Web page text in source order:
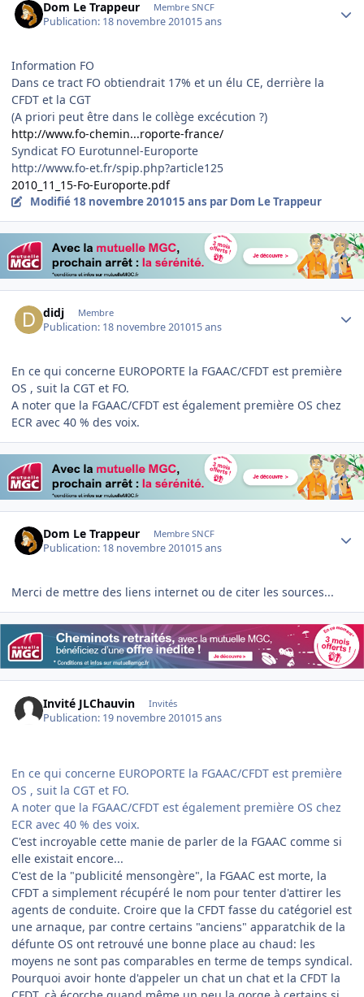
Dom Le Trappeur Membre SNCF
Publication: 18 novembre 201015 ans
Information FO
Dans ce tract FO obtiendrait 17% et un élu CE, derrière la
CFDT et la CGT
(A priori peut être dans le collège excécution ?)
http://www.fo-chemin...roporte-france/
Syndicat FO Eurotunnel-Europorte
http://www.fo-et.fr/spip.php?article125
2010_11_15-Fo-Europorte.pdf
Modifié 18 novembre 201015 ans par Dom Le Trappeur
didj Membre
Publication: 18 novembre 201015 ans
En ce qui concerne EUROPORTE la FGAAC/CFDT est première
OS , suit la CGT et FO.
A noter que la FGAAC/CFDT est également première OS chez
ECR avec 40 % des voix.
Dom Le Trappeur Membre SNCF
Publication: 18 novembre 201015 ans
Merci de mettre des liens internet ou de citer les sources...
Invité JLChauvin Invités
Publication: 19 novembre 201015 ans
En ce qui concerne EUROPORTE la FGAAC/CFDT est première
OS , suit la CGT et FO.
A noter que la FGAAC/CFDT est également première OS chez
ECR avec 40 % des voix.
C'est incroyable cette manie de parler de la FGAAC comme si
elle existait encore...
C'est de la "publicité mensongère", la FGAAC est morte, la
CFDT a simplement récupéré le nom pour tenter d'attirer les
agents de conduite. Croire que la CFDT fasse du catégoriel est
une arnaque, par contre certains "anciens" apparatchik de la
défunte OS ont retrouvé une bonne place au chaud: les
moyens ne sont pas comparables en terme de temps syndical.
Pourquoi avoir honte d'appeler un chat un chat et la CFDT la